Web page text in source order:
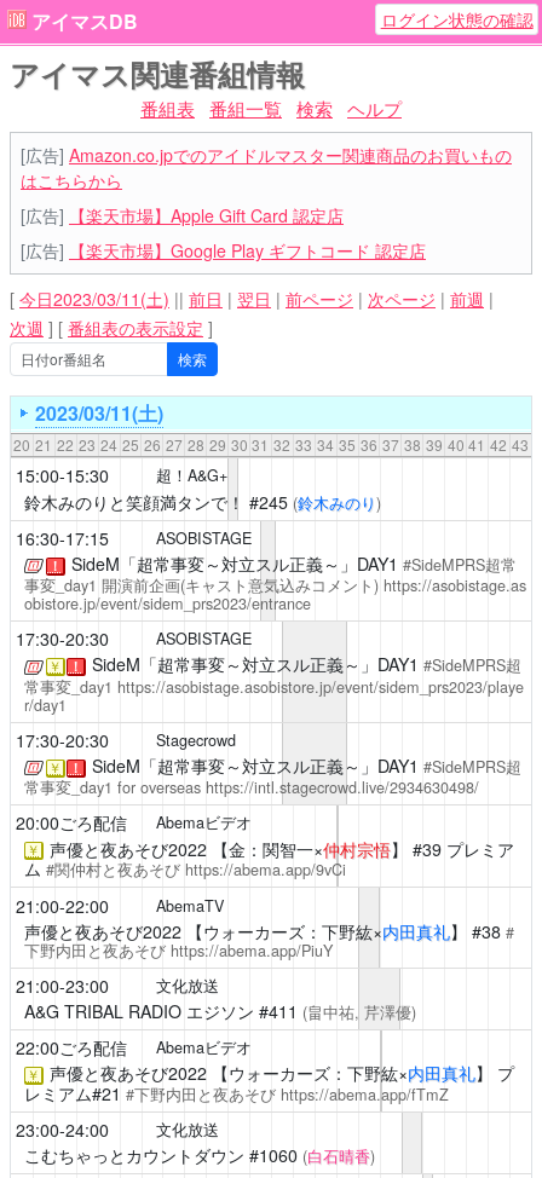
アイマスDB ログイン状態の確認
アイマス関連番組情報
番組表 番組一覧 検索 ヘルプ
[広告] Amazon.co.jpでのアイドルマスター関連商品のお買いもの
はこちらから
[広告]
【楽天市場】Apple Gift Card 認定店
[広告]
【楽天市場】Google Play ギフトコード 認定店
[ 今日2023/03/11(土) || 前日 | 翌日 | 前ページ | 次ページ | 前週 |
次週 ] [ 番組表の表示設定 ]
2023/03/11(土)
20 21 22 23 24 25 26 27 28 29 30 31 32 33 34 35 36 37 38 39 40 41 42 43
15:00-15:30 超！A&G+
鈴木みのりと笑顔満タンで！ #245 (鈴木みのり)
16:30-17:15 ASOBISTAGE
！ SideM「超常事変～対立スル正義～」DAY1 #SideMPRS超常
事変_day1 開演前企画(キャスト意気込みコメント) https://asobistage.as
obistore.jp/event/sidem_prs2023/entrance
17:30-20:30 ASOBISTAGE
￥ ！ SideM「超常事変～対立スル正義～」DAY1 #SideMPRS超
常事変_day1 https://asobistage.asobistore.jp/event/sidem_prs2023/playe
r/day1
17:30-20:30 Stagecrowd
￥ ！ SideM「超常事変～対立スル正義～」DAY1 #SideMPRS超
常事変_day1 for overseas https://intl.stagecrowd.live/2934630498/
20:00ごろ配信 Abemaビデオ
￥ 声優と夜あそび2022【金：関智一×仲村宗悟】 #39 プレミア
ム #関仲村と夜あそび https://abema.app/9vCi
21:00-22:00 AbemaTV
声優と夜あそび2022【ウォーカーズ：下野紘×内田真礼】 #38 #
下野内田と夜あそび https://abema.app/PiuY
21:00-23:00 文化放送
A&G TRIBAL RADIO エジソン #411 (畠中祐, 芹澤優)
22:00ごろ配信 Abemaビデオ
￥ 声優と夜あそび2022【ウォーカーズ：下野紘×内田真礼】 プ
レミアム#21 #下野内田と夜あそび https://abema.app/fTmZ
23:00-24:00 文化放送
こむちゃっとカウントダウン #1060 (白石晴香)